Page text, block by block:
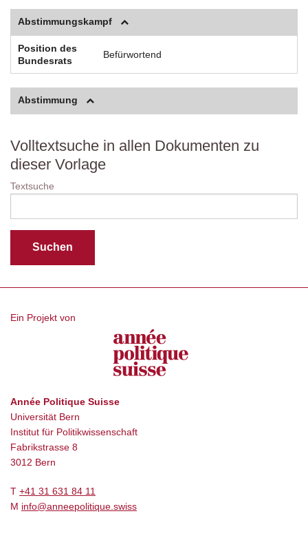
Abstimmungskampf
Position des
Bundesrats
Befürwortend
Abstimmung
Volltextsuche in allen Dokumenten zu
dieser Vorlage
Textsuche
Ein Projekt von
Année Politique Suisse
Universität Bern
Institut für Politikwissenschaft
Fabrikstrasse 8
3012 Bern
T +41 31 631 84 11
M info@anneepolitique.swiss